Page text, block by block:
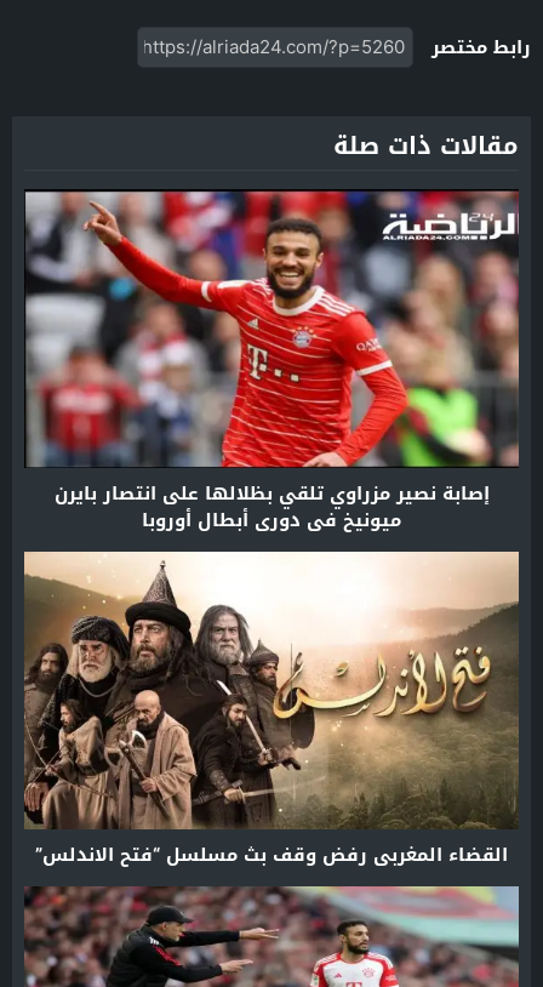
رابط مختصر
مقالات ذات صلة
إصابة نصير مزراوي تلقي بظلالها على انتصار بايرن
ميونيخ في دوري أبطال أوروبا
القضاء المغربي رفض وقف بث مسلسل “فتح الاندلس”